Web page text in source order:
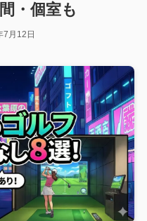
・個室も
7月12日